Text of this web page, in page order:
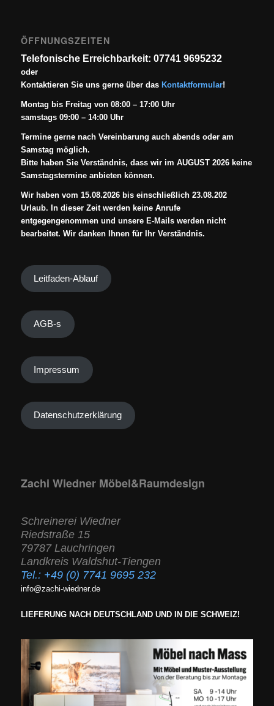
ÖFFNUNGSZEITEN
Telefonische Erreichbarkeit: 07741 9695232
oder
Kontaktieren Sie uns gerne über das Kontaktformular!
Montag bis Freitag von 08:00 – 17:00 Uhr
samstags 09:00 – 14:00 Uhr
Termine gerne nach Vereinbarung auch abends oder am
Samstag möglich.
Bitte haben Sie Verständnis, dass wir im AUGUST 2026 keine
Samstagstermine anbieten können.
Wir haben vom 15.08.2026 bis einschließlich 23.08.202
Urlaub. In dieser Zeit werden keine Anrufe
entgegengenommen und unsere E-Mails werden nicht
bearbeitet. Wir danken Ihnen für Ihr Verständnis.
Leitfaden-Ablauf
AGB-s
Impressum
Datenschutzerklärung
Zachi Wiedner Möbel&Raumdesign
Schreinerei Wiedner
Riedstraße 15
79787 Lauchringen
Landkreis Waldshut-Tiengen
Tel.: +49 (0) 7741 9695 232
info@zachi-wiedner.de
LIEFERUNG NACH DEUTSCHLAND UND IN DIE SCHWEIZ!